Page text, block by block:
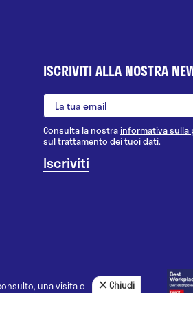
ISCRIVITI ALLA NOSTRA
Consulta la nostrainformativa sulla
sul trattamento dei tuoi dati.
una visita o
di una diagnosi, la
Chiudi